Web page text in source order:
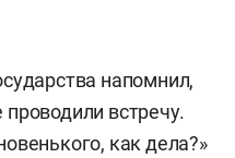
напомнил,
встречу.
как дела?»